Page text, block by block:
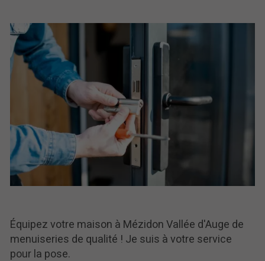
Équipez votre maison à Mézidon Vallée d'Auge de
menuiseries de qualité ! Je suis à votre service
pour la pose.